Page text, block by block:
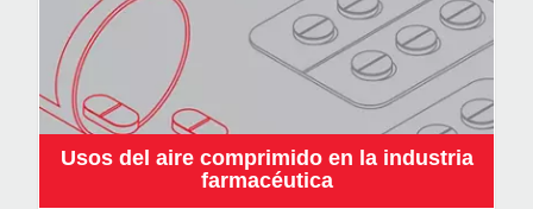
Usos del aire comprimido en la industria
farmacéutica